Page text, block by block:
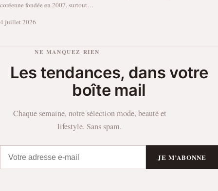
coréenne fondée en 2007, surtout…
4 juillet 2026
NE MANQUEZ RIEN
Les tendances, dans votre
boîte mail
Chaque semaine, notre sélection mode, beauté et
lifestyle. Sans spam.
JE M’ABONNE